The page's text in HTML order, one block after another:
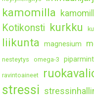
kamomilla
Kotikonsti kurkku
liikunta magnesium
nesteytys omega-3
ravintoaineet
stressi